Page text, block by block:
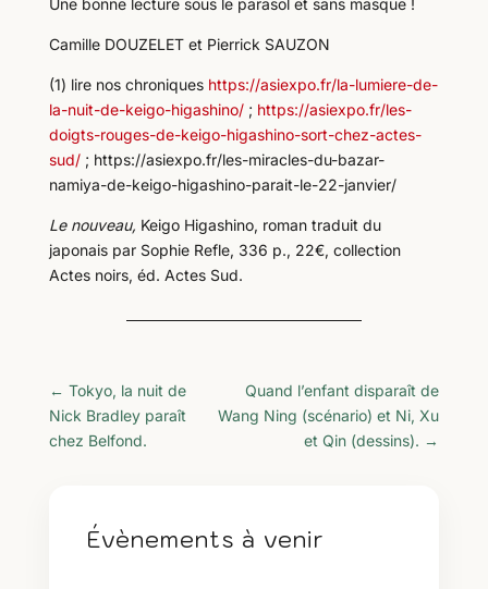
Une bonne lecture sous le parasol et sans masque !
Camille DOUZELET et Pierrick SAUZON
(1) lire nos chroniques https://asiexpo.fr/la-lumiere-de-
la-nuit-de-keigo-higashino/; https://asiexpo.fr/les-
doigts-rouges-de-keigo-higashino-sort-chez-actes-
sud/; https://asiexpo.fr/les-miracles-du-bazar-
namiya-de-keigo-higashino-parait-le-22-janvier/
Le nouveau, Keigo Higashino, roman traduit du
japonais par Sophie Refle, 336 p., 22€, collection
Actes noirs, éd. Actes Sud.
← Tokyo, la nuit de
Nick Bradley paraît
chez Belfond.
Quand l’enfant disparaît de
Wang Ning (scénario) et Ni, Xu
et Qin (dessins). →
Évènements à venir